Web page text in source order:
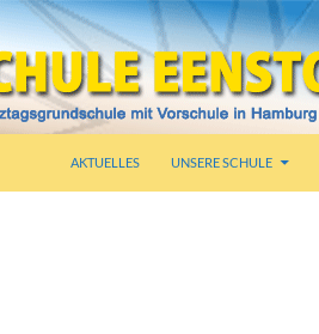
AKTUELLES UNSERE SCHULE